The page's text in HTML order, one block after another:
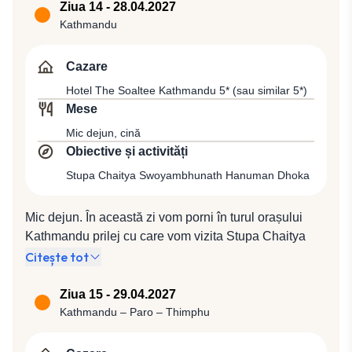
capitala Nepalului din sec. al XVII-lea. Diversitatea
culturii medievale a permis atât hinduismului cât şi
artelor frumoase, plin de temple hinduse şi
Soaltee Kathmandu 5* (sau similar 5*)
Ziua 14 - 28.04.2027
Kathmandu
Cazare
Hotel The Soaltee Kathmandu 5* (sau similar 5*)
Mese
Mic dejun, cină
Obiective și activități
Stupa Chaitya Swoyambhunath Hanuman Dhoka
Mic dejun. În această zi vom porni în turul orașului
Kathmandu prilej cu care vom vizita Stupa Chaitya
Swoyambhunath (aşezată pe locul unde se spune că
dintre cele mai importante monumente budiste din
lume, aflat la 3 km vest de Kathmandu, ridicat, se
Citește tot
Ziua 15 - 29.04.2027
Kathmandu – Paro – Thimphu